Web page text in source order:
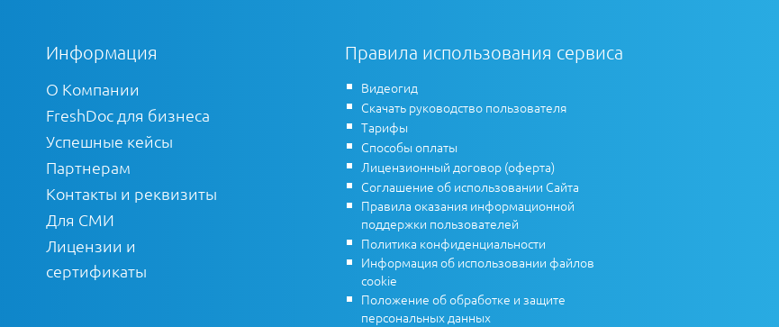
Информация
О Компании
FreshDoc для бизнеса
Успешные кейсы
Партнерам
Контакты и реквизиты
Для СМИ
Лицензии и
сертификаты
Правила использования сервиса
Видеогид
Скачать руководство пользователя
Тарифы
Способы оплаты
Лицензионный договор (оферта)
Соглашение об использовании Сайта
Правила оказания информационной
поддержки пользователей
Политика конфиденциальности
Информация об использовании файлов
cookie
Положение об обработке и защите
персональных данных